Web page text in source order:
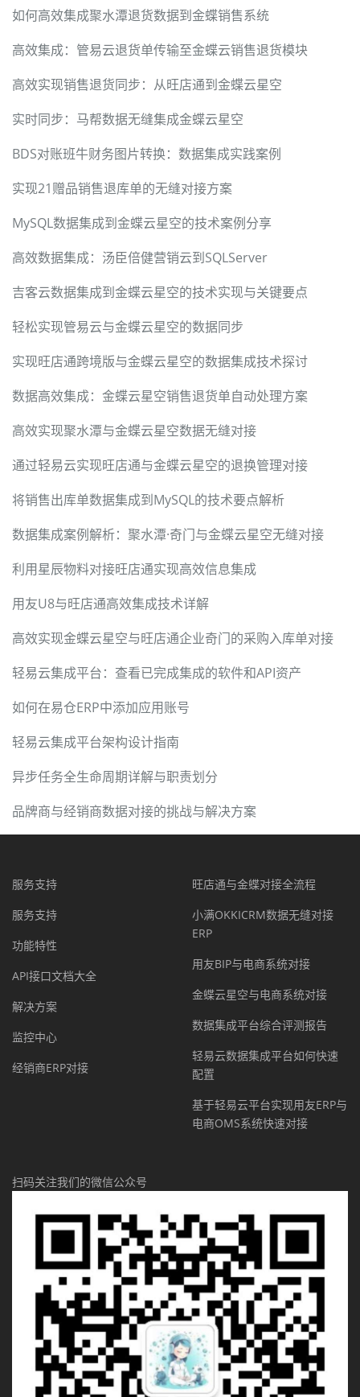
如何高效集成聚水潭退货数据到金蝶销售系统
高效集成：管易云退货单传输至金蝶云销售退货模块
高效实现销售退货同步：从旺店通到金蝶云星空
实时同步：马帮数据无缝集成金蝶云星空
BDS对账班牛财务图片转换：数据集成实践案例
实现21赠品销售退库单的无缝对接方案
MySQL数据集成到金蝶云星空的技术案例分享
高效数据集成：汤臣倍健营销云到SQLServer
吉客云数据集成到金蝶云星空的技术实现与关键要点
轻松实现管易云与金蝶云星空的数据同步
实现旺店通跨境版与金蝶云星空的数据集成技术探讨
数据高效集成：金蝶云星空销售退货单自动处理方案
高效实现聚水潭与金蝶云星空数据无缝对接
通过轻易云实现旺店通与金蝶云星空的退换管理对接
将销售出库单数据集成到MySQL的技术要点解析
数据集成案例解析：聚水潭·奇门与金蝶云星空无缝对接
利用星辰物料对接旺店通实现高效信息集成
用友U8与旺店通高效集成技术详解
高效实现金蝶云星空与旺店通企业奇门的采购入库单对接
轻易云集成平台：查看已完成集成的软件和API资产
如何在易仓ERP中添加应用账号
轻易云集成平台架构设计指南
异步任务全生命周期详解与职责划分
品牌商与经销商数据对接的挑战与解决方案
服务支持
服务支持
功能特性
API接口文档大全
解决方案
监控中心
经销商ERP对接
旺店通与金蝶对接全流程
小满OKKICRM数据无缝对接
ERP
用友BIP与电商系统对接
金蝶云星空与电商系统对接
数据集成平台综合评测报告
轻易云数据集成平台如何快速
配置
基于轻易云平台实现用友ERP与
电商OMS系统快速对接
扫码关注我们的微信公众号